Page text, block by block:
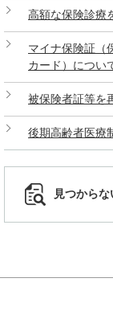
高額な保険診療
マイナ保険証（
カード）につい
被保険者証等を
後期高齢者医療
見つから